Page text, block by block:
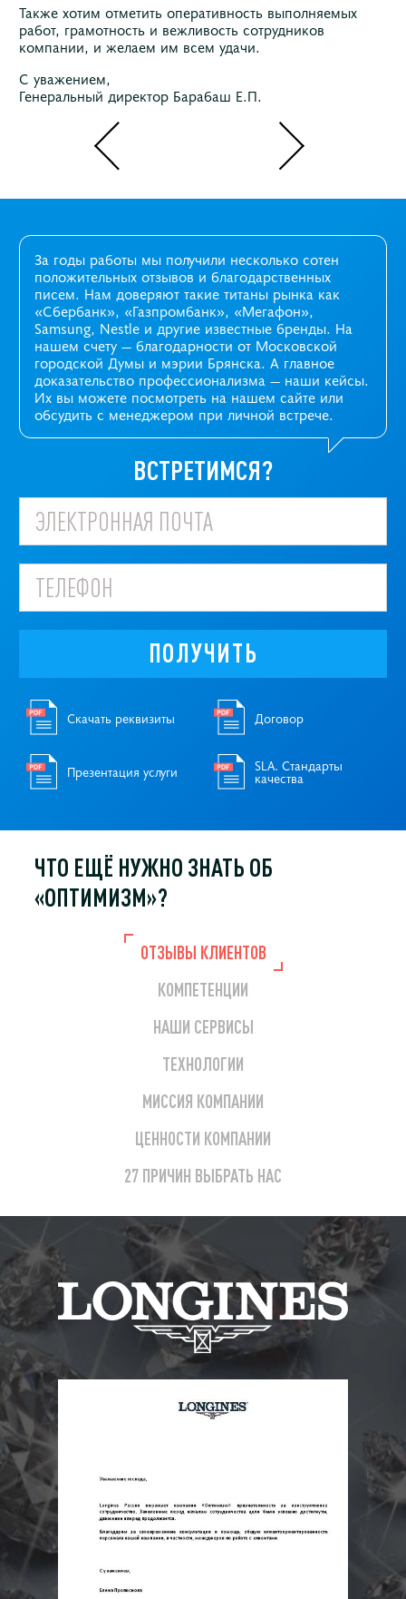
Также хотим отметить оперативность выполняемых
работ, грамотность и вежливость сотрудников
компании, и желаем им всем удачи.
С уважением,
Генеральный директор Барабаш Е.П.
За годы работы мы получили несколько сотен
положительных отзывов и благодарственных
писем. Нам доверяют такие титаны рынка как
«Сбербанк», «Газпромбанк», «Мегафон»,
Samsung, Nestle и другие известные бренды. На
нашем счету — благодарности от Московской
городской Думы и мэрии Брянска. А главное
доказательство профессионализма — наши кейсы.
Их вы можете посмотреть на нашем сайте или
обсудить с менеджером при личной встрече.
ВСТРЕТИМСЯ?
ПОЛУЧИТЬ
Скачать реквизиты Договор
Презентация услуги SLA. Стандарты
качества
ЧТО ЕЩЁ НУЖНОЗНАТЬ ОБ
«ОПТИМИЗМ»?
ОТЗЫВЫ КЛИЕНТОВ
КОМПЕТЕНЦИИ
НАШИ СЕРВИСЫ
ТЕХНОЛОГИИ
МИССИЯ КОМПАНИИ
ЦЕННОСТИ КОМПАНИИ
27 ПРИЧИН ВЫБРАТЬ НАС